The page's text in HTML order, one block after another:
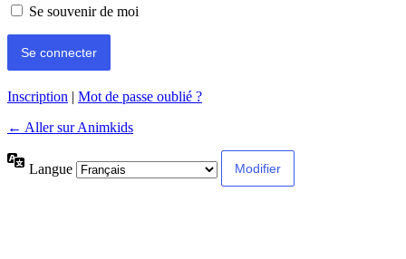
Se souvenir de moi
Inscription | Mot de passe oublié ?
← Aller sur Animkids
Langue